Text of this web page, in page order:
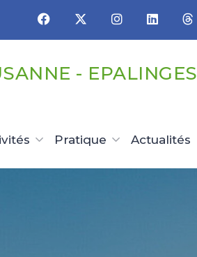
- EPALINGES
Pratique Actualités